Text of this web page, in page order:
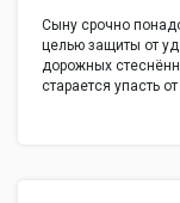
Сыну срочно
целью защиты от
дорожных
старается упасть